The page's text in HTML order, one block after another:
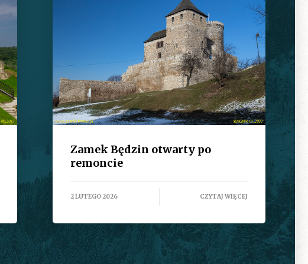
Zamek Będzin otwarty po
remoncie
2 LUTEGO 2026 CZYTAJ WIĘCEJ